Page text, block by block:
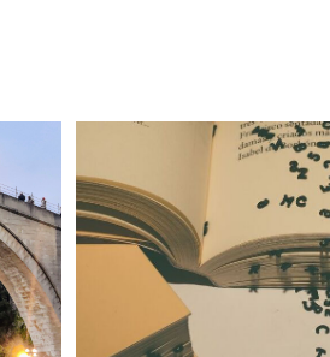
Podcast